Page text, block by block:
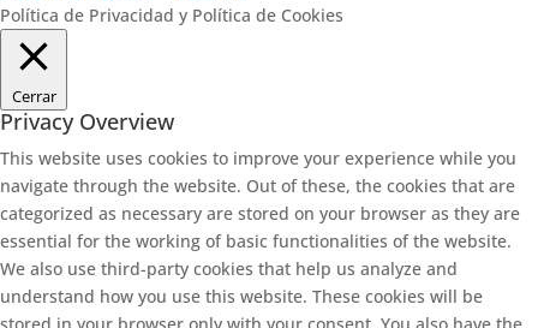
Política de Privacidad y Política de Cookies
Cerrar
Privacy Overview
This website uses cookies to improve your experience while you
navigate through the website. Out of these, the cookies that are
categorized as necessary are stored on your browser as they are
essential for the working of basic functionalities of the website.
We also use third-party cookies that help us analyze and
understand how you use this website. These cookies will be
stored in your browser only with your consent. You also have the